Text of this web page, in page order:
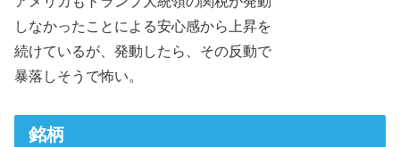
しなかったことによる安心感から上昇を
続けているが、発動したら、その反動で
暴落しそうで怖い。
銘柄